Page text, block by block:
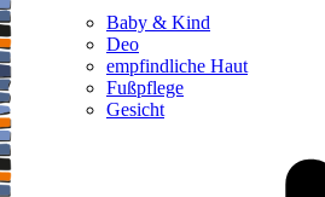
Baby & Kind
Deo
empfindliche Haut
Fußpflege
Gesicht